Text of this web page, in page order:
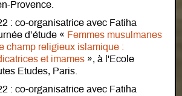
Provence.
: co-organisatrice avec Fatiha
d’étude « Femmes musulmanes
champ religieux islamique :
et imames », à l'Ecole
Etudes, Paris.
: co-organisatrice avec Fatiha